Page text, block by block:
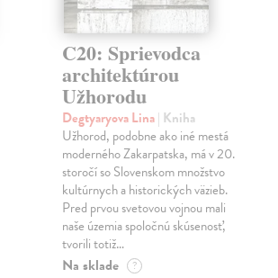
C20: Sprievodca
architektúrou
Užhorodu
Degtyaryova Lina| Kniha
Užhorod, podobne ako iné mestá
moderného Zakarpatska, má v 20.
storočí so Slovenskom množstvo
kultúrnych a historických väzieb.
Pred prvou svetovou vojnou mali
naše územia spoločnú skúsenosť,
tvorili totiž…
Na sklade ?